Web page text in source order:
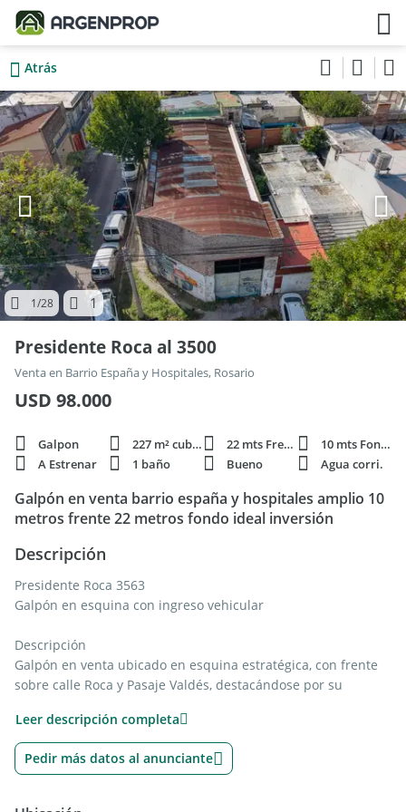
Atrás
1/28 1
Presidente Roca al 3500
Venta en Barrio España y Hospitales, Rosario
USD 98.000
Galpon 227 m² cubie. 22 mts Frente
10 mts Fondo
A Estrenar
1 baño Bueno Agua corri.
Galpón en venta barrio españa y hospitales amplio 10
metros frente 22 metros fondo ideal inversión
Descripción
Presidente Roca 3563
Galpón en esquina con ingreso vehicular
Descripción
Galpón en venta ubicado en esquina estratégica, con frente
sobre calle Roca y Pasaje Valdés, destacándose por su
múltiples destinos comerciales o industriales.La propiedad
cuenta con portón de ingreso sobre calle Roca, apto para
acceso vehicular, carga y descarga, lo que facilita la
exposición y doble frente, optimizando tanto el uso operativo
Leer descripción completa
Pedir más datos al anunciante